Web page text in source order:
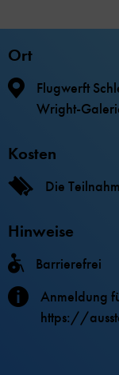
Ort
Flugwerft
Wright-
Kosten
Die
Hinweise
Barrierefrei
Anmeldung
https://